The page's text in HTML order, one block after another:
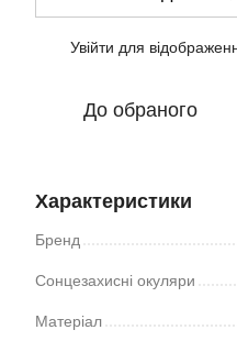
Увійти для
До обраного
Характеристики
Бренд
Сонцезахисні окуляри
Матеріал